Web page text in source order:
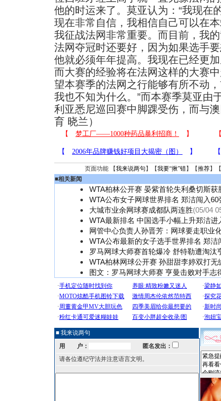
他的时运来了。莫亚认为：“我现在
现在非常自信，我相信自己可以在
我征战法网非常重要。而目前，我
法网夺冠时还要好，因为如果选手
他就必须年年提高。我现在已经更
而大赛的经验将在法网这样的大赛
望本赛季的法网之行能够有所不动
我也不知为什么。”而本赛季莫亚由
利亚悉尼巡回赛中脚踝受伤，而与
育 晓兰）
页面功能 【我来说两句 】【我要“揪”错】【推荐】
■相关新闻
WTA柏林公开赛 晏紫首轮失利桑切斯获
WTA公布女子网球世界排名 郑洁闯入60
大城市业余网球赛成都队两连胜(05/04
WTA最新排名 中国选手小幅上升郑洁进
网管中心负责人孙晋芳：网球要走职业
WTA公布最新的女子选手世界排名 郑洁
罗马网球大师赛首轮爆冷 舒特勒遭淘汰
WTA柏林网球公开赛 孙甜甜李婷双打无
图文：罗马网球大师赛 亨曼击败对手志
■ 我来说两句
用 户：
匿名发出：
请各位遵纪守法并注意语言文明。